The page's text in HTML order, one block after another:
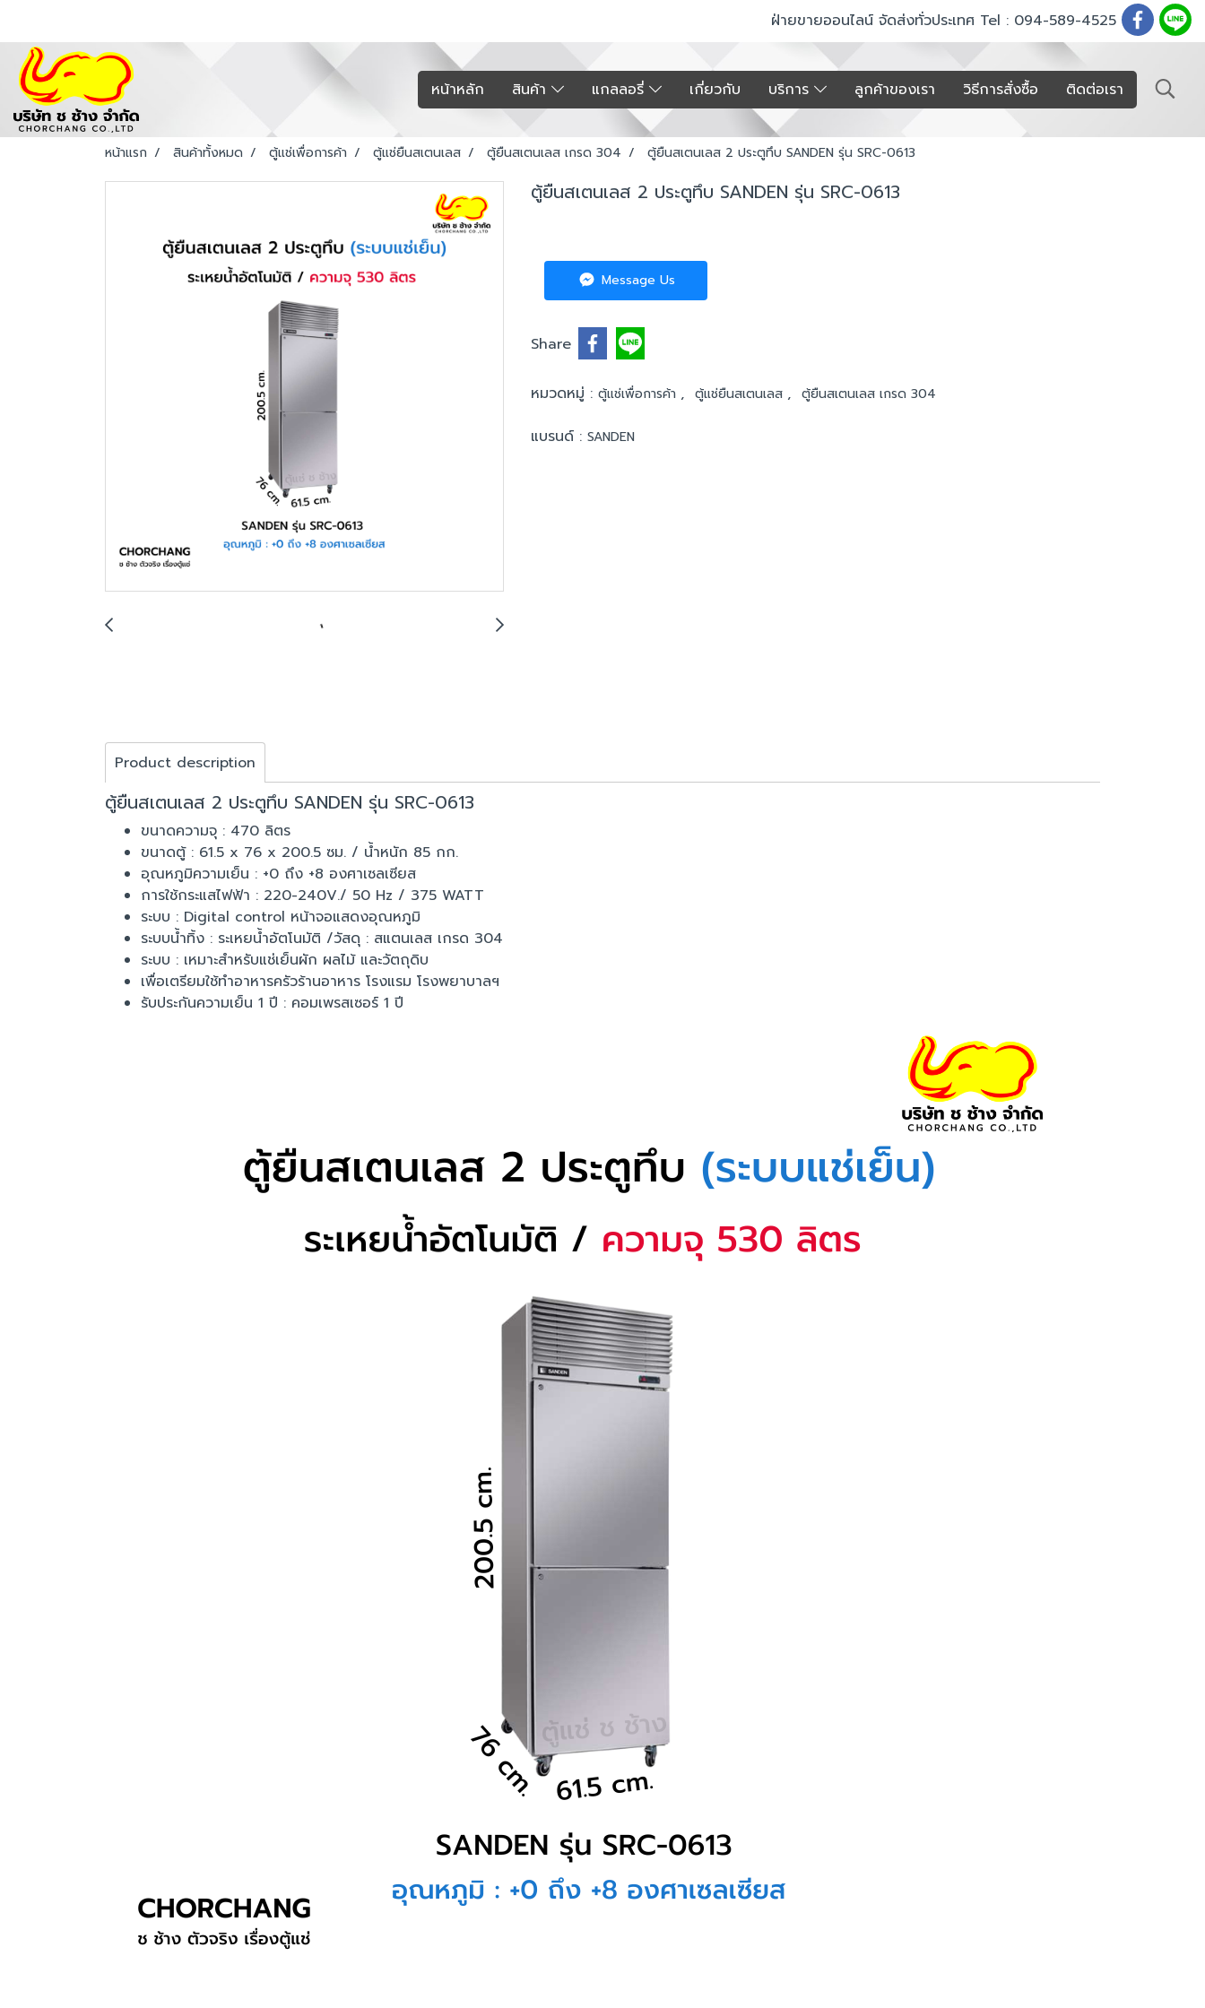
ฝ่ายขายออนไลน์ จัดส่งทั่วประเทศ Tel : 094-589-4525
หน้าหลัก สินค้า แกลลอรี่ เกี่ยวกับ บริการ ลูกค้าของเรา วิธีการสั่งซื้อ ติดต่อเรา
หน้าแรก สินค้าทั้งหมด ตู้แช่เพื่อการค้า ตู้แช่ยืนสเตนเลส ตู้ยืนสเตนเลส เกรด 304 ตู้ยืนสเตนเลส 2 ประตูทึบ SANDEN รุ่น SRC-0613
ตู้ยืนสเตนเลส 2 ประตูทึบ SANDEN รุ่น SRC-0613
Message Us
Share
หมวดหมู่ : ตู้แช่เพื่อการค้า , ตู้แช่ยืนสเตนเลส , ตู้ยืนสเตนเลส เกรด 304
แบรนด์ : SANDEN
Product description
ตู้ยืนสเตนเลส 2 ประตูทึบ SANDEN รุ่น SRC-0613
ขนาดความจุ : 470 ลิตร
ขนาดตู้ : 61.5 x 76 x 200.5 ซม. / น้ำหนัก 85 กก.
อุณหภูมิความเย็น : +0 ถึง +8 องศาเซลเซียส
การใช้กระแสไฟฟ้า : 220-240V./ 50 Hz / 375 WATT
ระบบ : Digital control หน้าจอแสดงอุณหภูมิ
ระบบน้ำทิ้ง : ระเหยน้ำอัตโนมัติ /วัสดุ : สแตนเลส เกรด 304
ระบบ : เหมาะสำหรับแช่เย็นผัก ผลไม้ และวัตถุดิบ
เพื่อเตรียมใช้ทำอาหารครัวร้านอาหาร โรงแรม โรงพยาบาลฯ
รับประกันความเย็น 1 ปี : คอมเพรสเซอร์ 1 ปี